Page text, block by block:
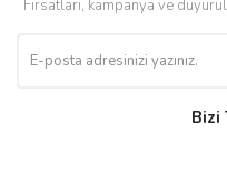
Fırsatları, kampanya ve
Bizi